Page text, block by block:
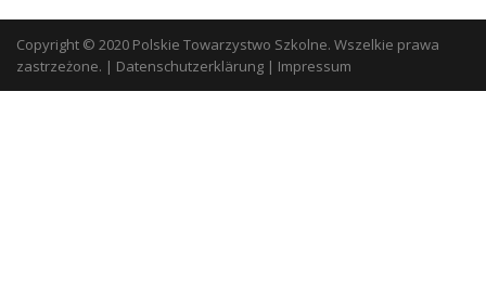
Copyright © 2020 Polskie Towarzystwo Szkolne. Wszelkie prawa
zastrzeżone. | Datenschutzerklärung | Impressum